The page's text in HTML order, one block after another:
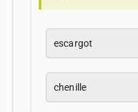
escargot
chenille